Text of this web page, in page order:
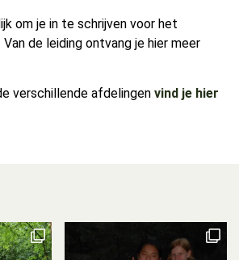
om je in te schrijven voor het
de leiding ontvang je hier meer
verschillende afdelingen vind je hier